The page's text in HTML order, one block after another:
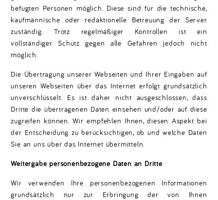
befugten Personen möglich. Diese sind für die technische,
kaufmännische oder redaktionelle Betreuung der Server
zuständig. Trotz regelmäßiger Kontrollen ist ein
vollständiger Schutz gegen alle Gefahren jedoch nicht
möglich.
Die Übertragung unserer Webseiten und Ihrer Eingaben auf
unseren Webseiten über das Internet erfolgt grundsätzlich
unverschlüsselt. Es ist daher nicht ausgeschlossen, dass
Dritte die übertragenen Daten einsehen und/oder auf diese
zugreifen können. Wir empfehlen Ihnen, diesen Aspekt bei
der Entscheidung zu berücksichtigen, ob und welche Daten
Sie an uns über das Internet übermitteln.
Weitergabe personenbezogene Daten an Dritte
Wir verwenden Ihre personenbezogenen Informationen
grundsätzlich nur zur Erbringung der von Ihnen